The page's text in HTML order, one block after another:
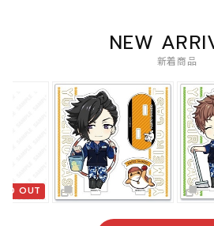
NEW
新着商品
OUT